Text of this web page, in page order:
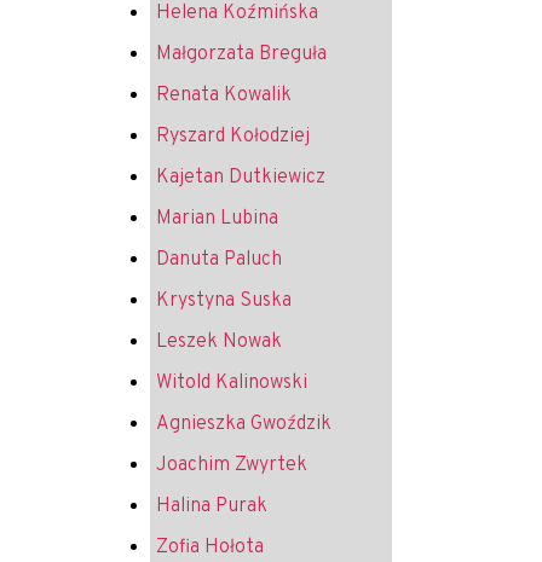
Helena Koźmińska
Małgorzata Breguła
Renata Kowalik
Ryszard Kołodziej
Kajetan Dutkiewicz
Marian Lubina
Danuta Paluch
Krystyna Suska
Leszek Nowak
Witold Kalinowski
Agnieszka Gwoździk
Joachim Zwyrtek
Halina Purak
Zofia Hołota